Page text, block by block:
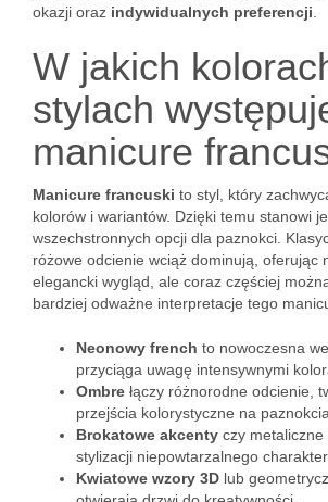
okazji oraz indywidualnych preferencji
W jakich
stylach
manicure
Manicure francuski to styl, który
kolorów i wariantów. Dzięki temu stanowi
wszechstronnych opcji dla paznokci.
różowe odcienie wciąż dominują, oferując
elegancki wygląd, ale coraz częściej
bardziej odważne interpretacje tego
Neonowy french to nowoczesna
przyciąga uwagę intensywnymi
Ombre łączy różnorodne odcienie,
przejścia kolorystyczne na
Brokatowe akcenty czy
stylizacji niepowtarzalnego
Kwiatowe wzory 3D lub